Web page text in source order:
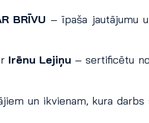
BRĪVU – īpaša jautājumu
Irēnu Lejiņu – sertificētu
un ikvienam, kura